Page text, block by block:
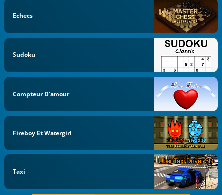
Echecs
Sudoku
Compteur D'amour
Fireboy Et Watergirl
Taxi